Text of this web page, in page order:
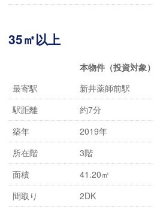
35㎡以上
本物件（投資対象）
最寄駅
新井薬師前駅
駅距離
約7分
築年
2019年
所在階
3階
面積
41.20㎡
間取り
2DK